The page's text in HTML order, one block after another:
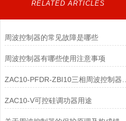
RELATED ARTICLES
周波控制器的常见故障是哪些
周波控制器有哪些使用注意事项
ZAC10-V可控硅调功器用途